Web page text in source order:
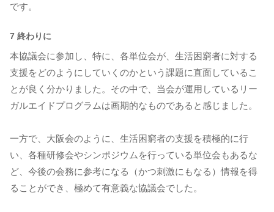
です。
7 終わりに
本協議会に参加し、特に、各単位会が、生活困窮者に対する
支援をどのようにしていくのかという課題に直面しているこ
とが良く分かりました。その中で、当会が運用しているリー
ガルエイドプログラムは画期的なものであると感じました。
一方で、大阪会のように、生活困窮者の支援を積極的に行
い、各種研修会やシンポジウムを行っている単位会もあるな
ど、今後の会務に参考になる（かつ刺激にもなる）情報を得
ることができ、極めて有意義な協議会でした。